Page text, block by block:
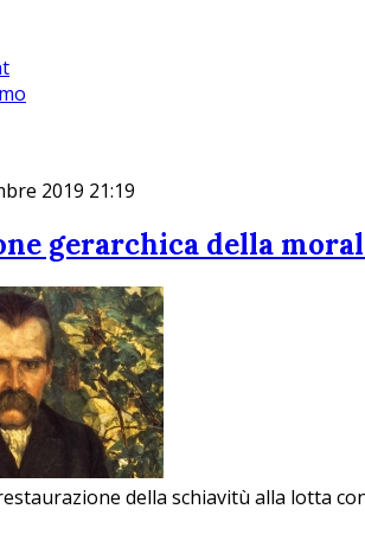
2019 21:19
gerarchica della
della schiavitù alla lotta